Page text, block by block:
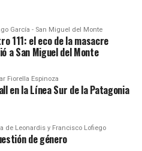
García - San Miguel del Monte
111: el eco de la masacre
a San Miguel del Monte
Fiorella Espinoza
en la Línea Sur de la Patagonia
de Leonardis y Francisco Lofiego
de género